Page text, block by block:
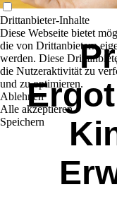
Drittanbieter-Inhalte
Diese Webseite bietet
die von Drittanbietern
werden. Diese
die Nutzeraktivität zu
und zu optimieren.
Ablehnen
Alle akzeptieren
Speichern